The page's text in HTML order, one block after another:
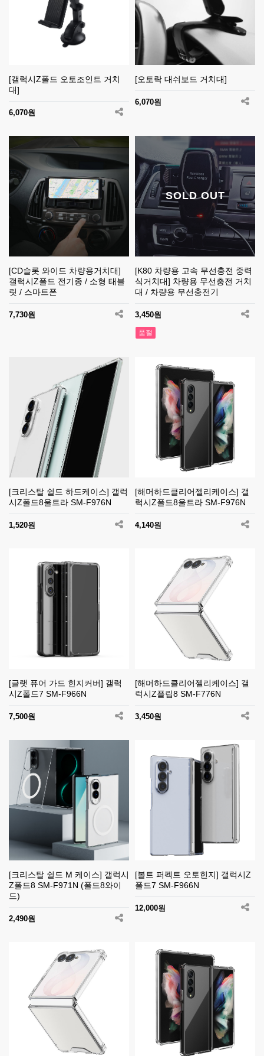
[갤럭시Z폴드 오토조인트 거치
대]
6,070원
[오토락 대쉬보드 거치대]
6,070원
[CD슬롯 와이드 차량용거치대]
갤럭시Z폴드 전기종 / 소형 태블
릿 / 스마트폰
7,730원
SOLD OUT
[K80 차량용 고속 무선충전 중력
식거치대] 차량용 무선충전 거치
대 / 차량용 무선충전기
3,450원
품절
[크리스탈 쉴드 하드케이스] 갤럭
시Z폴드8울트라 SM-F976N
1,520원
[해머하드클리어젤리케이스] 갤
럭시Z폴드8울트라 SM-F976N
4,140원
[글랫 퓨어 가드 힌지커버] 갤럭
시Z폴드7 SM-F966N
7,500원
[해머하드클리어젤리케이스] 갤
럭시Z플립8 SM-F776N
3,450원
[크리스탈 쉴드 M 케이스] 갤럭시
Z폴드8 SM-F971N (폴드8와이
드)
2,490원
[볼트 퍼펙트 오토힌지] 갤럭시Z
폴드7 SM-F966N
12,000원